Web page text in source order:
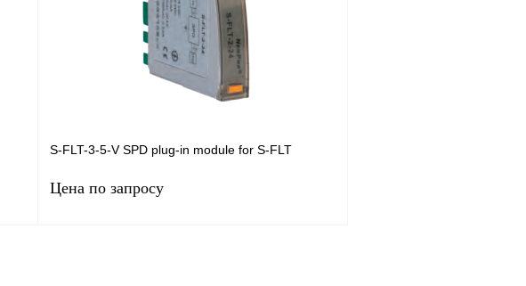
Под заказ
S-FLT-3-5-V SPD plug-in module for S-FLT
Цена по запросу